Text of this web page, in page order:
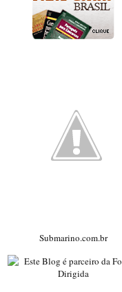
Submarino.com.br